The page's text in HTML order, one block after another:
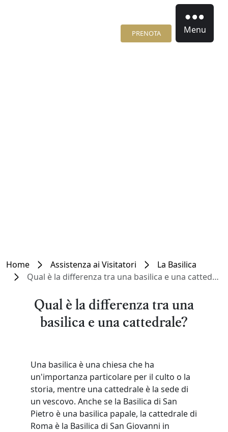
PRENOTA Menu
Home Assistenza ai Visitatori
La Basilica
Qual è la differenza tra una basilica e una cattedrale?
Qual è la differenza tra una
basilica e una cattedrale?
Una basilica è una chiesa che ha
un'importanza particolare per il culto o la
storia, mentre una cattedrale è la sede di
un vescovo. Anche se la Basilica di San
Pietro è una basilica papale, la cattedrale di
Roma è la Basilica di San Giovanni in